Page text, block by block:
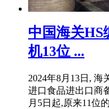
中国海关HS
机13位 ...
2024年8月13日, 海
进口食品进出口商
月5日起,原来11位